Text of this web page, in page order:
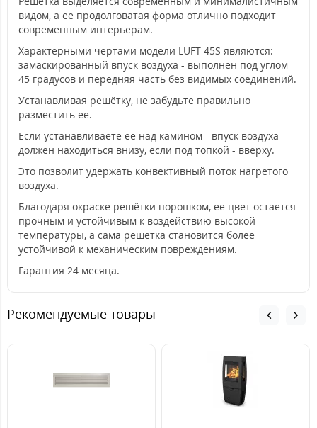
видом, а ее продолговатая форма отлично подходит
современным интерьерам.
Характерными чертами модели LUFT 45S являются:
замаскированный впуск воздуха - выполнен под углом
45 градусов и передняя часть без видимых соединений.
Устанавливая решётку, не забудьте правильно
разместить ее.
Если устанавливаете ее над камином - впуск воздуха
должен находиться внизу, если под топкой - вверху.
Это позволит удержать конвективный поток нагретого
воздуха.
Благодаря окраске решётки порошком, ее цвет остается
прочным и устойчивым к воздействию высокой
температуры, а сама решётка становится более
устойчивой к механическим повреждениям.
Гарантия 24 месяца.
Рекомендуемые товары